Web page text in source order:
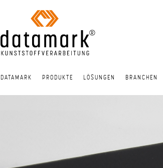
DATAMARK PRODUKTE LÖSUNGEN BRANCHEN